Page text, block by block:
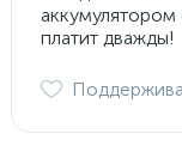
аккумулятором
платит дважды!